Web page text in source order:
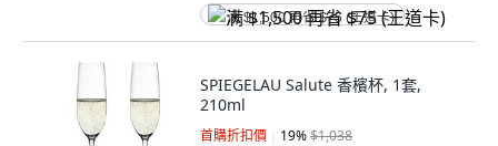
满 $1,500 再省 $75 (王道卡)
SPIEGELAU Salute 香檳杯, 1套,
210ml
首購折扣價 19%$1,038